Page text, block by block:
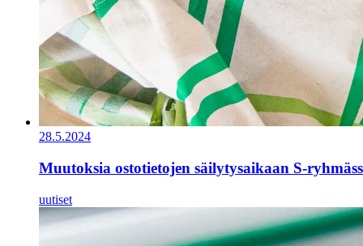
28.5.2024
Muutoksia ostotietojen säilytysaikaan S-
uutiset